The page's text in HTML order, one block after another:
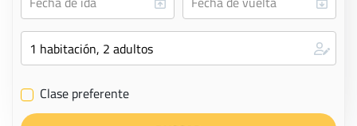
✔ Clase preferente